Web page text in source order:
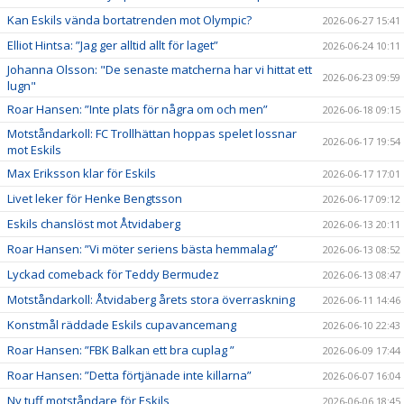
Kan Eskils vända bortatrenden mot Olympic? 2026-06-27 15:41
Elliot Hintsa: ”Jag ger alltid allt för laget” 2026-06-24 10:11
Johanna Olsson: "De senaste matcherna har vi hittat ett
lugn"
2026-06-23 09:59
Roar Hansen: ”Inte plats för några om och men” 2026-06-18 09:15
Motståndarkoll: FC Trollhättan hoppas spelet lossnar
mot Eskils
2026-06-17 19:54
Max Eriksson klar för Eskils 2026-06-17 17:01
Livet leker för Henke Bengtsson 2026-06-17 09:12
Eskils chanslöst mot Åtvidaberg 2026-06-13 20:11
Roar Hansen: ”Vi möter seriens bästa hemmalag” 2026-06-13 08:52
Lyckad comeback för Teddy Bermudez 2026-06-13 08:47
Motståndarkoll: Åtvidaberg årets stora överraskning 2026-06-11 14:46
Konstmål räddade Eskils cupavancemang 2026-06-10 22:43
Roar Hansen: ”FBK Balkan ett bra cuplag ” 2026-06-09 17:44
Roar Hansen: ”Detta förtjänade inte killarna” 2026-06-07 16:04
Ny tuff motståndare för Eskils 2026-06-06 18:45